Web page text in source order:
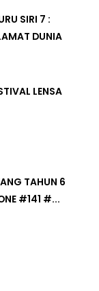
SIRI 7 :
DUNIA
LENSA
TAHUN 6
#141 #...